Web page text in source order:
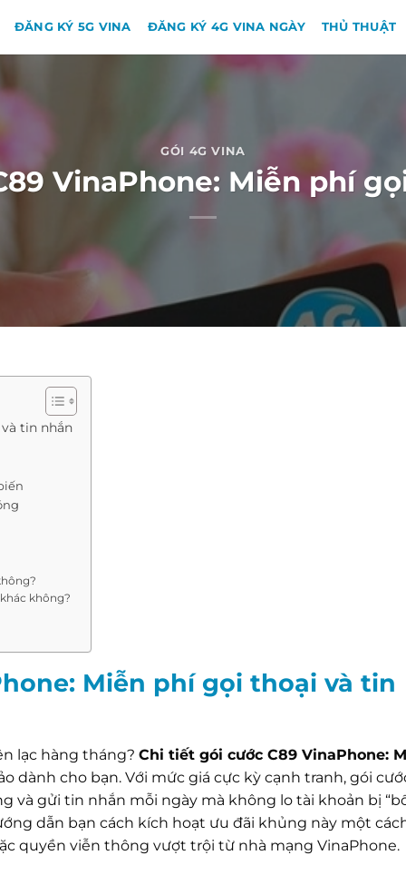
ĐĂNG KÝ 5G VINA ĐĂNG KÝ 4G VINA NGÀY THỦ THUẬT
GÓI 4G VINA
VinaPhone: Miễn phí
tin nhắn
không?
Miễn phí gọi thoại và tin
lạc hàng tháng? Chi tiết gói cước C89 VinaPhone:
dành cho bạn. Với mức giá cực kỳ cạnh tranh, gói
gửi tin nhắn mỗi ngày mà không lo tài khoản bị
dẫn bạn cách kích hoạt ưu đãi khủng này một
quyền viễn thông vượt trội từ nhà mạng VinaPhone.